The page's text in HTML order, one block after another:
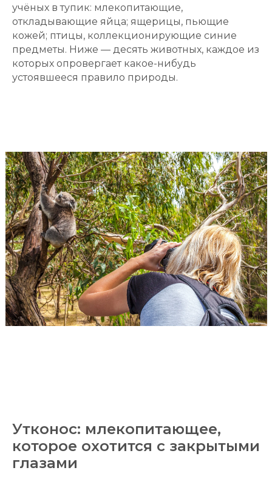
учёных в тупик: млекопитающие,
откладывающие яйца; ящерицы, пьющие
кожей; птицы, коллекционирующие синие
предметы. Ниже — десять животных, каждое из
которых опровергает какое-нибудь
устоявшееся правило природы.
Утконос: млекопитающее,
которое охотится с закрытыми
глазами